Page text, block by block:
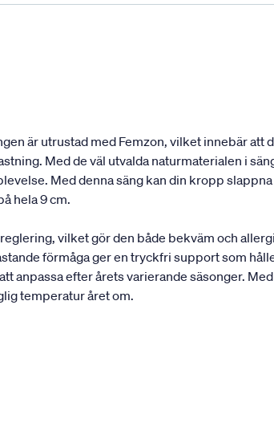
är utrustad med Femzon, vilket innebär att
Med de väl utvalda naturmaterialen i
Med denna säng kan din kropp
hela 9 cm.
vilket gör den både bekväm och
förmåga ger en tryckfri support som
anpassa efter årets varierande säsonger.
temperatur året om.